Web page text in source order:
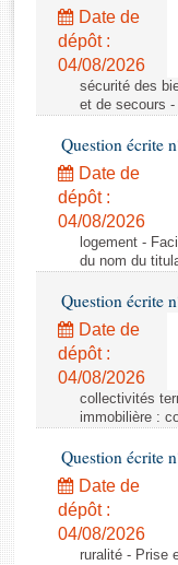
Rapports législatifs
Rapports sur
Baromètre de
Dossiers législatifs
Budget et sécurité
Questions écrites
Comptes rendus
Date de
dépôt :
04/08/2026
sécurité des
et de secours
Question écrite
Date de
dépôt :
04/08/2026
logement -
du nom du
Question écrite
Date de
dépôt :
04/08/2026
collectivités
immobilière :
Question écrite
Date de
dépôt :
04/08/2026
ruralité - Prise